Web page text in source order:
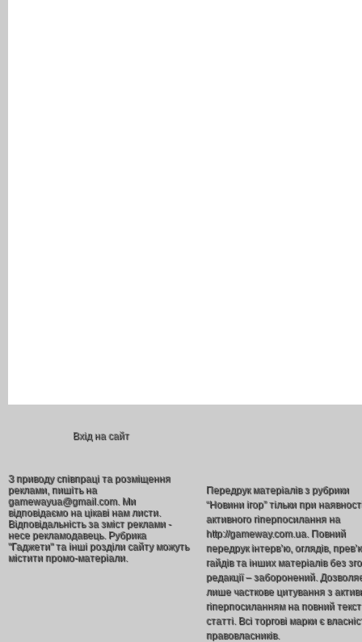
Вхід на сайт
З приводу співпраці та розміщення
реклами, пишіть на
gamewayua@gmail.com. Ми
відповідаємо на цікаві нам листи.
Відповідальність за зміст реклами -
несе рекламодавець. Рубрика
"Гаджети" та інші розділи сайту можуть
містити промо-матеріали.
Передрук матеріалів з рубрики
“Новини ігор” тільки при
активного гіперпосилання на
http://gameway.com.ua. Повний
передрук інтерв’ю, оглядів,
гайдів та інших матеріалів без
редакції – заборонений.
лише часткове цитування з
гіперпосиланням на повний текст
статті. Всі торгові марки є
правовласників.